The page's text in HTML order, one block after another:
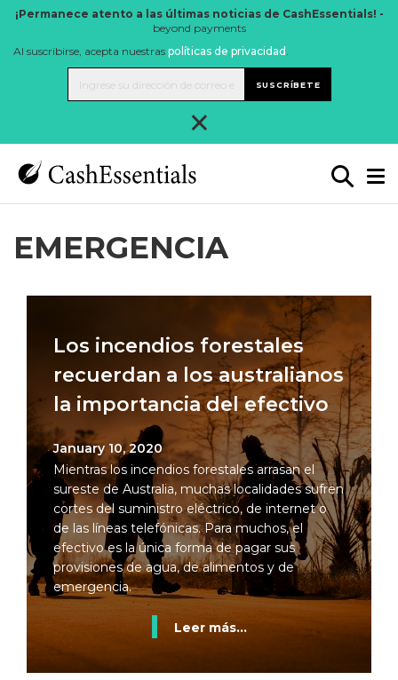
¡Permanece atento a las últimas noticias de CashEssentials! -
beyond payments
Al suscribirse, acepta nuestras políticas de privacidad .
SUSCRÍBETE
×
EMERGENCIA
Los incendios forestales
recuerdan a los australianos
la importancia del efectivo
January 10, 2020
Mientras los incendios forestales arrasan el
sureste de Australia, muchas localidades sufren
cortes del suministro eléctrico, de internet o
de las líneas telefónicas. Para muchos, el
efectivo es la única forma de pagar sus
provisiones de agua, de alimentos y de
emergencia.
Leer más...